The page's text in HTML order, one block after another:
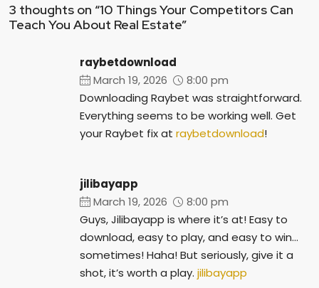
3 thoughts on “10 Things Your Competitors Can
Teach You About Real Estate”
raybetdownload
March 19, 2026
8:00 pm
Downloading Raybet was straightforward.
Everything seems to be working well. Get
your Raybet fix at raybetdownload!
jilibayapp
March 19, 2026
8:00 pm
Guys, Jilibayapp is where it’s at! Easy to
download, easy to play, and easy to win…
sometimes! Haha! But seriously, give it a
shot, it’s worth a play. jilibayapp